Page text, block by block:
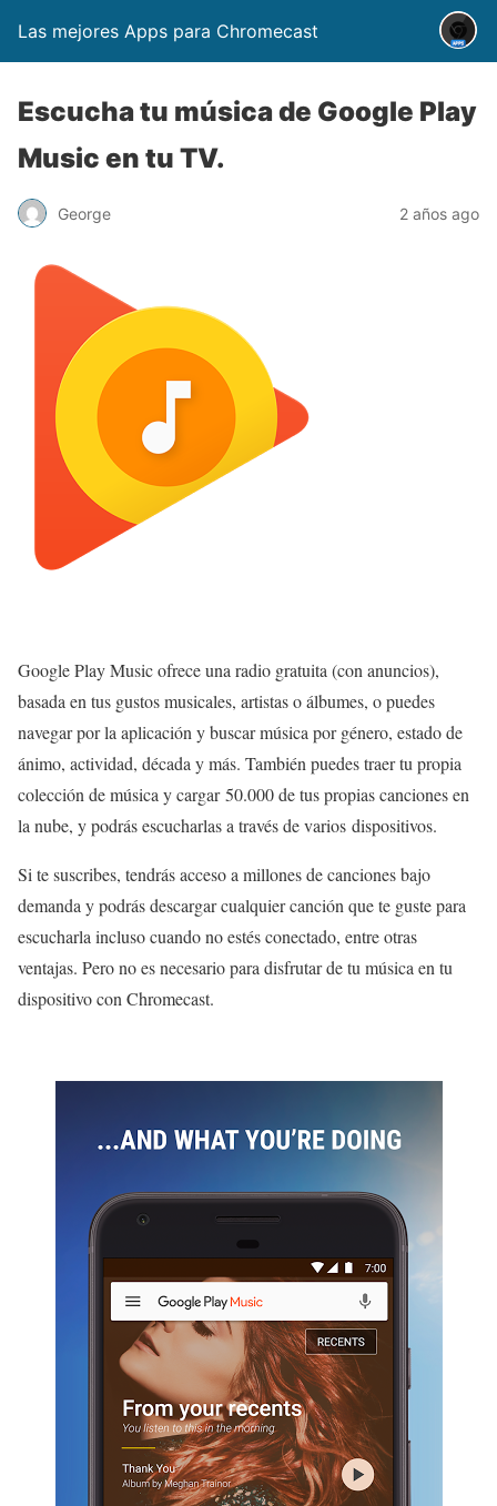
Las mejores Apps para Chromecast
Escucha tu música de Google Play
Music en tu TV.
George 2 años ago
Google Play Music ofrece una radio gratuita (con anuncios),
basada en tus gustos musicales, artistas o álbumes, o puedes
navegar por la aplicación y buscar música por género, estado de
ánimo, actividad, década y más. También puedes traer tu propia
colección de música y cargar 50.000 de tus propias canciones en
la nube, y podrás escucharlas a través de varios dispositivos.
Si te suscribes, tendrás acceso a millones de canciones bajo
demanda y podrás descargar cualquier canción que te guste para
escucharla incluso cuando no estés conectado, entre otras
ventajas. Pero no es necesario para disfrutar de tu música en tu
dispositivo con Chromecast.